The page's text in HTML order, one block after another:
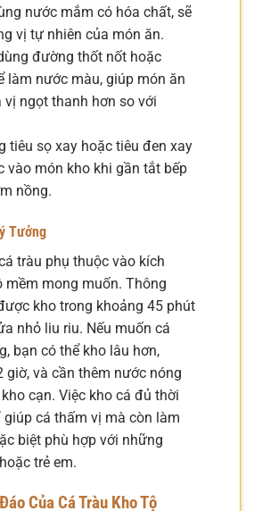
nước mắm có hóa chất, sẽ
vị tự nhiên của món ăn.
đường thốt nốt hoặc
làm nước màu, giúp món ăn
vị ngọt thanh hơn so với
tiêu sọ xay hoặc tiêu đen xay
vào món kho khi gần tắt bếp
nồng.
Tưởng
tràu phụ thuộc vào kích
mềm mong muốn. Thông
kho trong khoảng 45 phút
nhỏ liu riu. Nếu muốn cá
bạn có thể kho lâu hơn,
giờ, và cần thêm nước nóng
cạn. Việc kho cá đủ thời
cá thấm vị mà còn làm
biệt phù hợp với những
trẻ em.
Của Cá Tràu Kho Tộ